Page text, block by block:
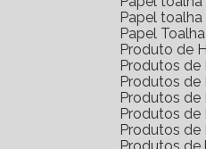
Papel
Papel
Produto de
Produtos
Produtos
Produtos
Produtos
Produtos